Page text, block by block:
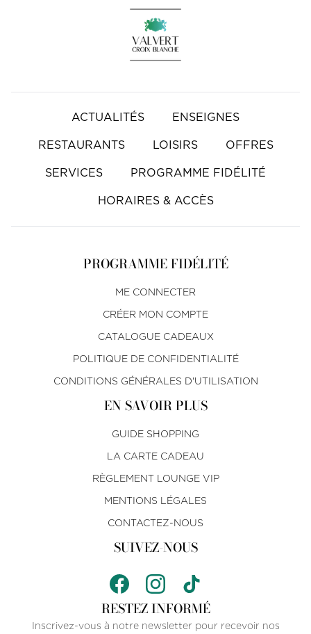
Accueil
ACTUALITÉS ENSEIGNES
RESTAURANTS LOISIRS OFFRES
SERVICES PROGRAMME FIDÉLITÉ
HORAIRES & ACCÈS
PROGRAMME FIDÉLITÉ
ME CONNECTER
CRÉER MON COMPTE
CATALOGUE CADEAUX
POLITIQUE DE CONFIDENTIALITÉ
CONDITIONS GÉNÉRALES D'UTILISATION
EN SAVOIR PLUS
GUIDE SHOPPING
LA CARTE CADEAU
RÈGLEMENT LOUNGE VIP
MENTIONS LÉGALES
CONTACTEZ-NOUS
SUIVEZ-NOUS
RESTEZ INFORMÉ
Inscrivez-vous à notre newsletter pour recevoir nos